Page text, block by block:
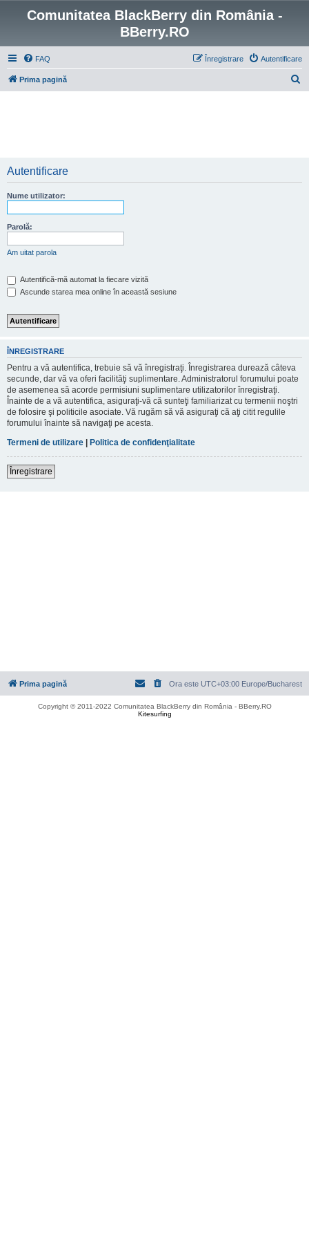
Comunitatea BlackBerry din România -
BBerry.RO
FAQ Autentificare
Înregistrare
Prima pagină
Autentificare
Nume utilizator:
Parolă:
Am uitat parola
Autentifică-mă automat la fiecare vizită
Ascunde starea mea online în această sesiune
ÎNREGISTRARE
Pentru a vă autentifica, trebuie să vă înregistraţi. Înregistrarea durează câteva
secunde, dar vă va oferi facilităţi suplimentare. Administratorul forumului poate
de asemenea să acorde permisiuni suplimentare utilizatorilor înregistraţi.
Înainte de a vă autentifica, asiguraţi-vă că sunteţi familiarizat cu termenii noştri
de folosire şi politicile asociate. Vă rugăm să vă asiguraţi că aţi citit regulile
forumului înainte să navigaţi pe acesta.
Termeni de utilizare | Politica de confidenţialitate
Înregistrare
Prima pagină Ora este UTC+03:00 Europe/Bucharest
Copyright © 2011-2022 Comunitatea BlackBerry din România - BBerry.RO
Kitesurfing